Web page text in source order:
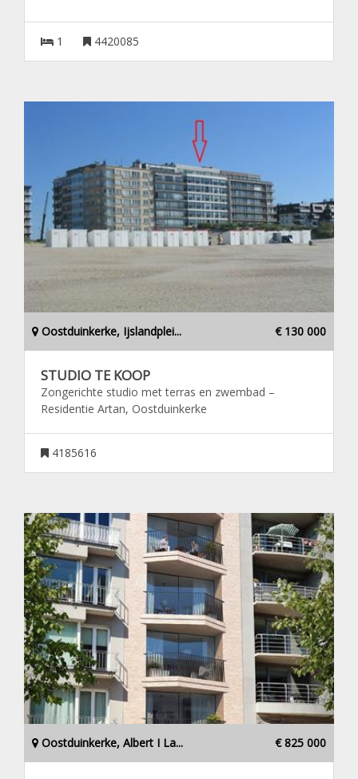
1 4420085
Oostduinkerke, Ijslandplei... € 130 000
STUDIO TE KOOP
Zongerichte studio met terras en zwembad –
Residentie Artan, Oostduinkerke
4185616
Oostduinkerke, Albert I La... € 825 000